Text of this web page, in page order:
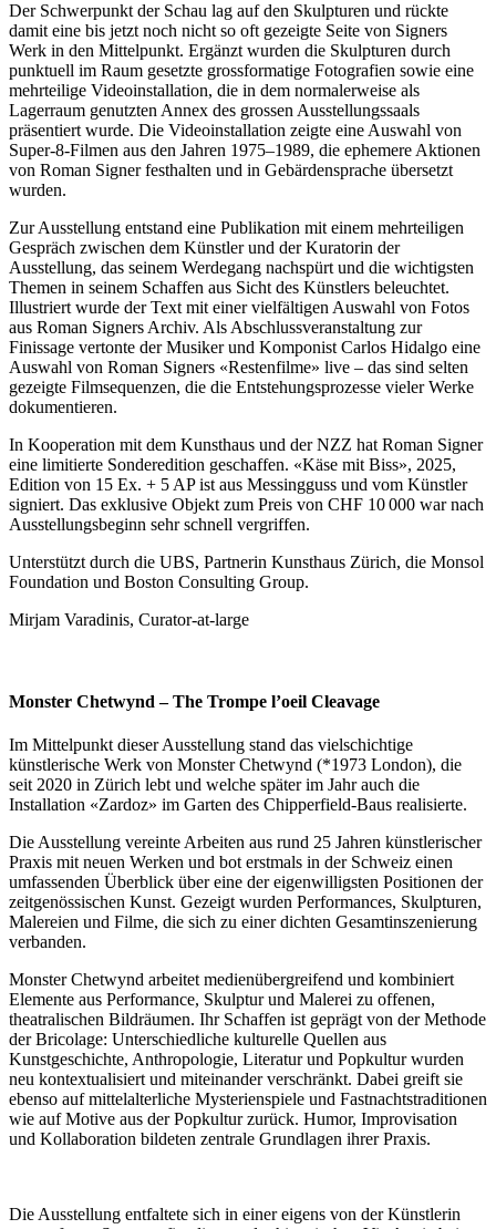
Der Schwerpunkt der Schau lag auf den Skulpturen und rückte
damit eine bis jetzt noch nicht so oft gezeigte Seite von Signers
Werk in den Mittelpunkt. Ergänzt wurden die Skulpturen durch
punktuell im Raum gesetzte grossformatige Fotografien sowie eine
mehrteilige Videoinstallation, die in dem normalerweise als
Lagerraum genutzten Annex des grossen Ausstellungssaals
präsentiert wurde. Die Videoinstallation zeigte eine Auswahl von
Super-8-Filmen aus den Jahren 1975–1989, die ephemere Aktionen
von Roman Signer festhalten und in Gebärdensprache übersetzt
wurden.
Zur Ausstellung entstand eine Publikation mit einem mehrteiligen
Gespräch zwischen dem Künstler und der Kuratorin der
Ausstellung, das seinem Werdegang nachspürt und die wichtigsten
Themen in seinem Schaffen aus Sicht des Künstlers beleuchtet.
Illustriert wurde der Text mit einer vielfältigen Auswahl von Fotos
aus Roman Signers Archiv. Als Abschlussveranstaltung zur
Finissage vertonte der Musiker und Komponist Carlos Hidalgo eine
Auswahl von Roman Signers «Restenfilme» live – das sind selten
gezeigte Filmsequenzen, die die Entstehungsprozesse vieler Werke
dokumentieren.
In Kooperation mit dem Kunsthaus und der NZZ hat Roman Signer
eine limitierte Sonderedition geschaffen. «Käse mit Biss», 2025,
Edition von 15 Ex. + 5 AP ist aus Messingguss und vom Künstler
signiert. Das exklusive Objekt zum Preis von CHF 10 000 war nach
Ausstellungsbeginn sehr schnell vergriffen.
Unterstützt durch die UBS, Partnerin Kunsthaus Zürich, die Monsol
Foundation und Boston Consulting Group.
Mirjam Varadinis, Curator-at-large
Monster Chetwynd – The Trompe l’oeil Cleavage
Im Mittelpunkt dieser Ausstellung stand das vielschichtige
künstlerische Werk von Monster Chetwynd (*1973 London), die
seit 2020 in Zürich lebt und welche später im Jahr auch die
Installation «Zardoz» im Garten des Chipperfield-Baus realisierte.
Die Ausstellung vereinte Arbeiten aus rund 25 Jahren künstlerischer
Praxis mit neuen Werken und bot erstmals in der Schweiz einen
umfassenden Überblick über eine der eigenwilligsten Positionen der
zeitgenössischen Kunst. Gezeigt wurden Performances, Skulpturen,
Malereien und Filme, die sich zu einer dichten Gesamtinszenierung
verbanden.
Monster Chetwynd arbeitet medienübergreifend und kombiniert
Elemente aus Performance, Skulptur und Malerei zu offenen,
theatralischen Bildräumen. Ihr Schaffen ist geprägt von der Methode
der Bricolage: Unterschiedliche kulturelle Quellen aus
Kunstgeschichte, Anthropologie, Literatur und Popkultur wurden
neu kontextualisiert und miteinander verschränkt. Dabei greift sie
ebenso auf mittelalterliche Mysterienspiele und Fastnachtstraditionen
wie auf Motive aus der Popkultur zurück. Humor, Improvisation
und Kollaboration bildeten zentrale Grundlagen ihrer Praxis.
Die Ausstellung entfaltete sich in einer eigens von der Künstlerin